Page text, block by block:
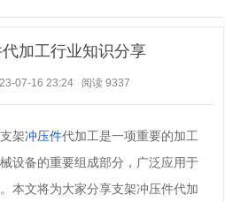
加工行业知识分享
07-16 23:24 阅读 9337
架冲压件代加工是一项重要的加工
设备的重要组成部分，广泛应用于
本文将为大家分享支架冲压件代加